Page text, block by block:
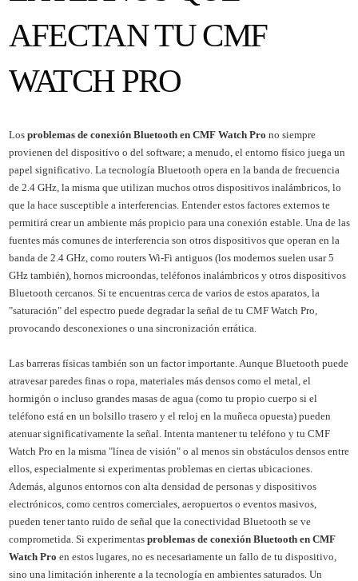
AFECTAN TU CMF
WATCH PRO
Los problemas de conexión Bluetooth en CMF Watch Pro no siempre
provienen del dispositivo o del software; a menudo, el entorno físico juega un
papel significativo. La tecnología Bluetooth opera en la banda de frecuencia
de 2.4 GHz, la misma que utilizan muchos otros dispositivos inalámbricos, lo
que la hace susceptible a interferencias. Entender estos factores externos te
permitirá crear un ambiente más propicio para una conexión estable. Una de las
fuentes más comunes de interferencia son otros dispositivos que operan en la
banda de 2.4 GHz, como routers Wi-Fi antiguos (los modernos suelen usar 5
GHz también), hornos microondas, teléfonos inalámbricos y otros dispositivos
Bluetooth cercanos. Si te encuentras cerca de varios de estos aparatos, la
"saturación" del espectro puede degradar la señal de tu CMF Watch Pro,
provocando desconexiones o una sincronización errática.
Las barreras físicas también son un factor importante. Aunque Bluetooth puede
atravesar paredes finas o ropa, materiales más densos como el metal, el
hormigón o incluso grandes masas de agua (como tu propio cuerpo si el
teléfono está en un bolsillo trasero y el reloj en la muñeca opuesta) pueden
atenuar significativamente la señal. Intenta mantener tu teléfono y tu CMF
Watch Pro en la misma "línea de visión" o al menos sin obstáculos densos entre
ellos, especialmente si experimentas problemas en ciertas ubicaciones.
Además, algunos entornos con alta densidad de personas y dispositivos
electrónicos, como centros comerciales, aeropuertos o eventos masivos,
pueden tener tanto ruido de señal que la conectividad Bluetooth se ve
comprometida. Si experimentas problemas de conexión Bluetooth en CMF
Watch Pro en estos lugares, no es necesariamente un fallo de tu dispositivo,
sino una limitación inherente a la tecnología en ambientes saturados. Un